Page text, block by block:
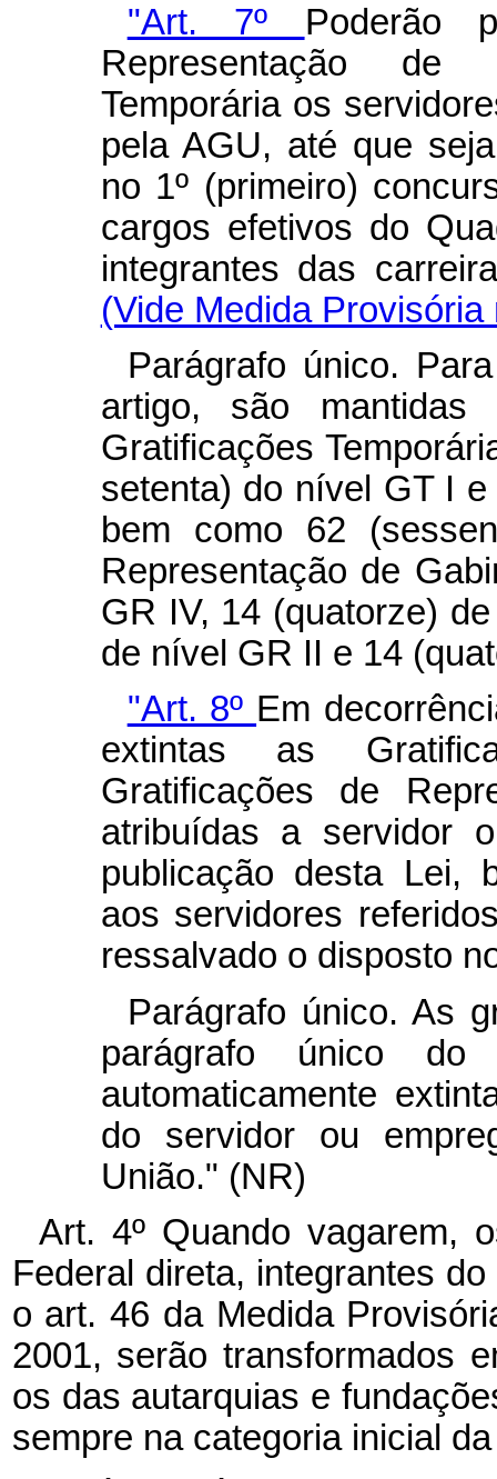
"Art. 7º Poderão
Representação de
Temporária os
pela AGU, até que
no 1º (primeiro)
cargos efetivos do
integrantes das
(Vide Medida Provisória
Parágrafo único.
artigo, são
Gratificações
setenta) do nível GT I
bem como 62
Representação de
GR IV, 14 (quatorze)
de nível GR II e 14
"Art. 8º Em
extintas as
Gratificações de
atribuídas a servidor
publicação desta Lei,
aos servidores
ressalvado o disposto
Parágrafo único. As
parágrafo único
automaticamente
do servidor ou
União." (NR)
Art. 4º Quando vagarem,
Federal direta, integrantes
o art. 46 da Medida
2001, serão transformados
os das autarquias e
sempre na categoria inicial